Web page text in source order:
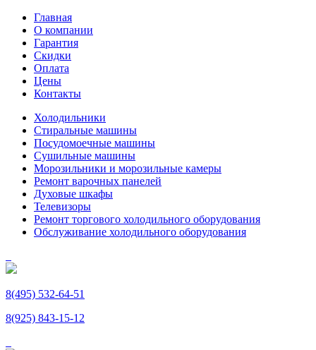
Главная
О компании
Гарантия
Скидки
Оплата
Цены
Контакты
Холодильники
Стиральные машины
Посудомоечные машины
Сушильные машины
Морозильники и морозильные камеры
Ремонт варочных панелей
Духовые шкафы
Телевизоры
Ремонт торгового холодильного оборудования
Обслуживание холодильного оборудования
8(495) 532-64-51
8(925) 843-15-12